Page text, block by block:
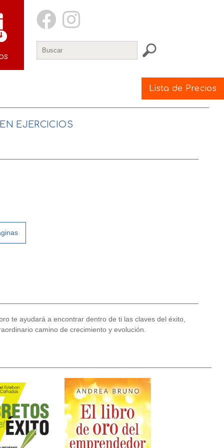
EJERCICIOS
te ayudará a encontrar dentro de ti las claves del éxito,
camino de crecimiento y evolución.
Lista de Precios